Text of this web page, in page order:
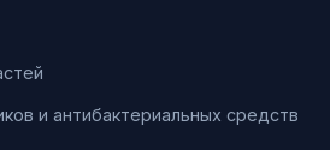
и антибактериальных средств